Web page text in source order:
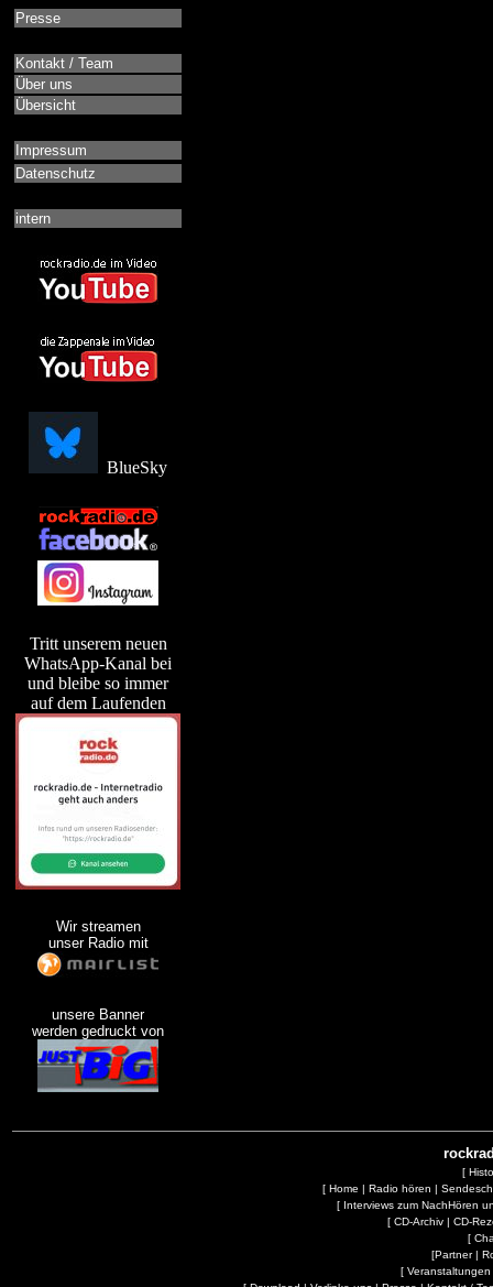
Presse
Kontakt / Team
Über uns
Übersicht
Impressum
Datenschutz
intern
BlueSky
Tritt unserem neuen
WhatsApp-Kanal bei
und bleibe so immer
auf dem Laufenden
Wir streamen
unser Radio mit
unsere Banner
werden gedruckt von
[
[ Home | Radio hören |
[ Interviews zum NachHören
[ CD-Archiv| CD-
[
[Partner|
[ Veranstaltungen